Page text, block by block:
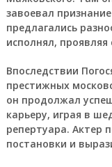
завоевал
предлагались
исполнял,
Впоследствии
престижных
он продолжал
карьеру, играя в
репертуара. Актер
постановки и